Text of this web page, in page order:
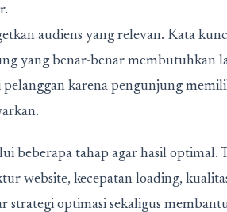
audiens yang relevan. Kata
yang benar-benar membutuhkan
karena pengunjung
beberapa tahap agar hasil optimal.
website, kecepatan loading,
strategi optimasi sekaligus